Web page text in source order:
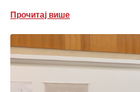
Прочитај више